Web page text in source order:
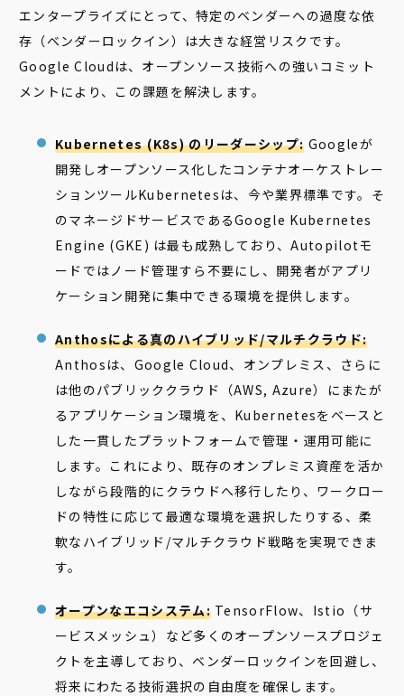
エンタープライズにとって、特定のベンダーへの過度な依
存（ベンダーロックイン）は大きな経営リスクです。
Google Cloudは、オープンソース技術への強いコミット
メントにより、この課題を解決します。
Kubernetes (K8s) のリーダーシップ: Googleが
開発しオープンソース化したコンテナオーケストレー
ションツールKubernetesは、今や業界標準です。そ
のマネージドサービスであるGoogle Kubernetes
Engine (GKE) は最も成熟しており、Autopilotモ
ードではノード管理すら不要にし、開発者がアプリ
ケーション開発に集中できる環境を提供します。
Anthosによる真のハイブリッド/マルチクラウド:
Anthosは、Google Cloud、オンプレミス、さらに
は他のパブリッククラウド（AWS, Azure）にまたが
るアプリケーション環境を、Kubernetesをベースと
した一貫したプラットフォームで管理・運用可能に
します。これにより、既存のオンプレミス資産を活か
しながら段階的にクラウドへ移行したり、ワークロー
ドの特性に応じて最適な環境を選択したりする、柔
軟なハイブリッド/マルチクラウド戦略を実現できま
す。
オープンなエコシステム:TensorFlow、Istio（サ
ービスメッシュ）など多くのオープンソースプロジェ
クトを主導しており、ベンダーロックインを回避し、
将来にわたる技術選択の自由度を確保します。